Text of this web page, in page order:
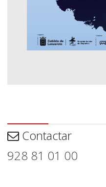
Contactar
928 81 01 00